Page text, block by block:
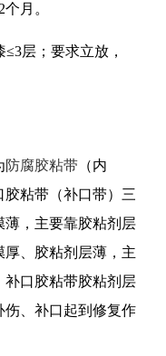
月。
层；要求立放，
防腐胶粘带 （内
粘带（补口带）三
薄，主要靠胶粘剂层
、胶粘剂层薄，主
补口胶粘带胶粘剂层
伤、补口起到修复作